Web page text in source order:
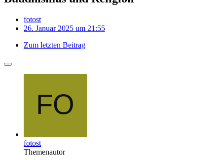
fotost
26. Januar 2025 um 21:55
Zum letzten Beitrag
fotost
Themenautor